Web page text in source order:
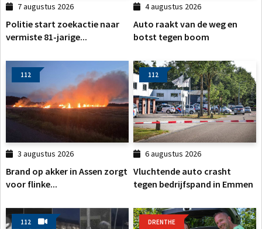
7 augustus 2026
Politie start zoekactie naar
vermiste 81-jarige...
4 augustus 2026
Auto raakt van de weg en
botst tegen boom
112
3 augustus 2026
Brand op akker in Assen zorgt
voor flinke...
112
6 augustus 2026
Vluchtende auto crasht
tegen bedrijfspand in Emmen
112 DRENTHE